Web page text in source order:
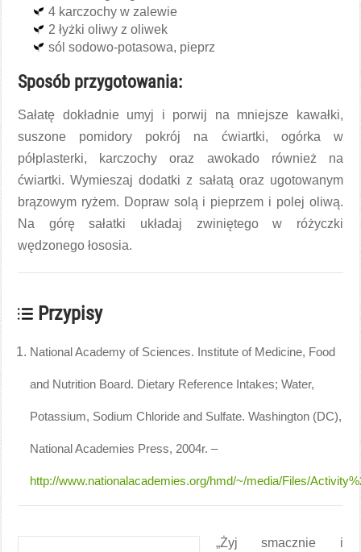
4 karczochy w zalewie
2 łyżki oliwy z oliwek
sól sodowo-potasowa, pieprz
Sposób przygotowania:
Sałatę dokładnie umyj i porwij na mniejsze kawałki,
suszone pomidory pokrój na ćwiartki, ogórka w
półplasterki, karczochy oraz awokado również na
ćwiartki. Wymieszaj dodatki z sałatą oraz ugotowanym
brązowym ryżem. Dopraw solą i pieprzem i polej oliwą.
Na górę sałatki układaj zwiniętego w różyczki
wędzonego łososia.
Przypisy
National Academy of Sciences. Institute of Medicine, Food
and Nutrition Board. Dietary Reference Intakes; Water,
Potassium, Sodium Chloride and Sulfate. Washington (DC),
National Academies Press, 2004r. –
http://www.nationalacademies.org/hmd/~/media/Files/
„Żyj smacznie i